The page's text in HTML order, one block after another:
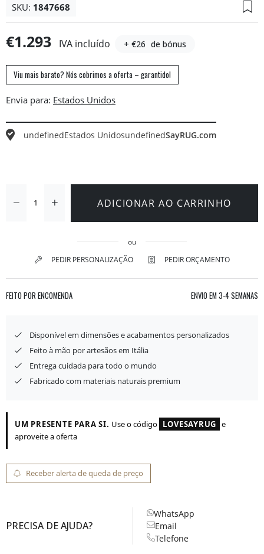
SKU: 1847668
€1.293 IVA incluído + €26 de bónus
Viu mais barato? Nós cobrimos a oferta – garantido!
Envia para:
undefinedEstados UnidosundefinedSayRUG.com
ADICIONAR AO CARRINHO
ou
PEDIR PERSONALIZAÇÃO
PEDIR ORÇAMENTO
FEITO POR ENCOMENDA ENVIO EM 3-4 SEMANAS
Disponível em dimensões e acabamentos personalizados
Feito à mão por artesãos em Itália
Entrega cuidada para todo o mundo
Fabricado com materiais naturais premium
UM PRESENTE PARA SI. Use o código LOVESAYRUG e
aproveite a oferta
Receber alerta de queda de preço
PRECISA DE AJUDA?
WhatsApp
Email
Telefone